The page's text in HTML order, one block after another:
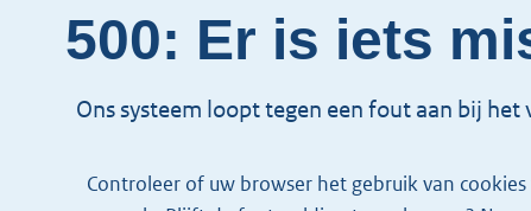
500: Er is iets
Ons systeem loopt tegen een fout aan bij
Controleer of uw browser het gebruik van